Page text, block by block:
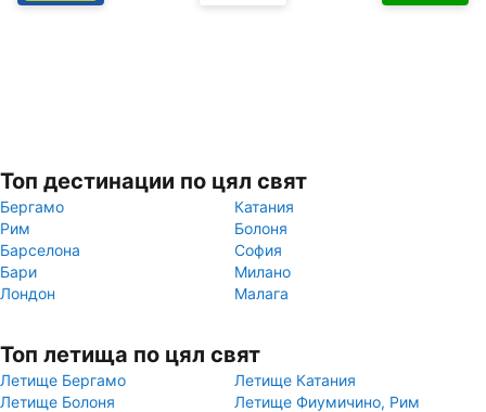
Топ дестинации по цял свят
Бергамо
Катания
Рим
Болоня
Барселона
София
Бари
Милано
Лондон
Малага
Топ летища по цял свят
Летище Бергамо
Летище Катания
Летище Болоня
Летище Фиумичино, Рим